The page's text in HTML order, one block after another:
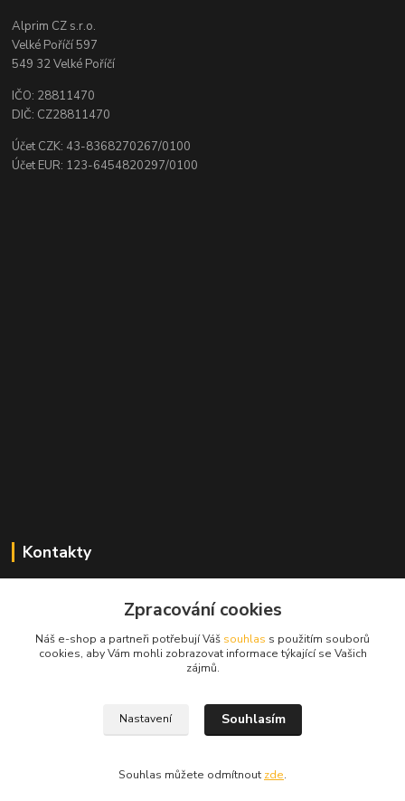
Alprim CZ s.r.o.
Velké Poříčí 597
549 32 Velké Poříčí
IČO: 28811470
DIČ: CZ28811470
Účet CZK: 43-8368270267/0100
Účet EUR: 123-6454820297/0100
Kontakty
+420 724 134 431
prodej@alprim.cz
Zpracování cookies
Náš e-shop a partneři potřebují Váš souhlas s použitím souborů
cookies, aby Vám mohli zobrazovat informace týkající se Vašich
zájmů.
Nastavení Souhlasím
Souhlas můžete odmítnout zde.